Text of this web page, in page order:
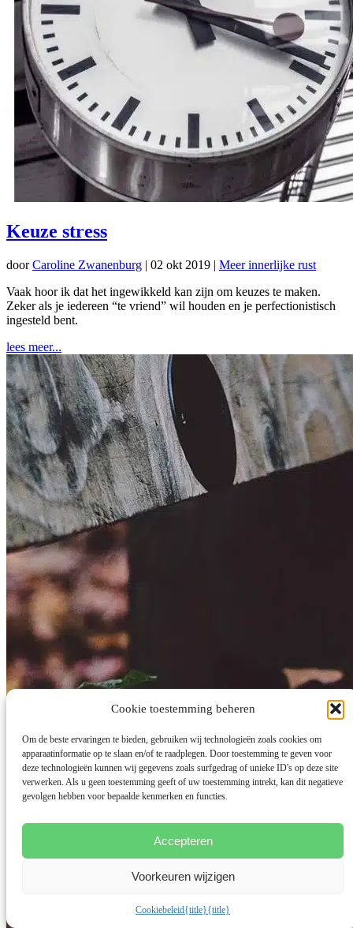
Cookie toestemming beheren
Om de beste ervaringen te bieden, gebruiken wij technologieën zoals cookies om
apparaatinformatie op te slaan en/of te raadplegen. Door toestemming te geven voor
deze technologieën kunnen wij gegevens zoals surfgedrag of unieke ID's op deze site
verwerken. Als u geen toestemming geeft of uw toestemming intrekt, kan dit negatieve
gevolgen hebben voor bepaalde kenmerken en functies.
Accepteren
Voorkeuren wijzigen
Cookiebeleid{title}{title}
Keuze stress
doorCaroline Zwanenburg | 02 okt 2019 | Meer innerlijke rust
Vaak hoor ik dat het ingewikkeld kan zijn om keuzes te maken.
Zeker als je iedereen “te vriend” wil houden en je perfectionistisch
ingesteld bent.
lees meer...